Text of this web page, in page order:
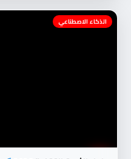
الذكاء الاصطناعي